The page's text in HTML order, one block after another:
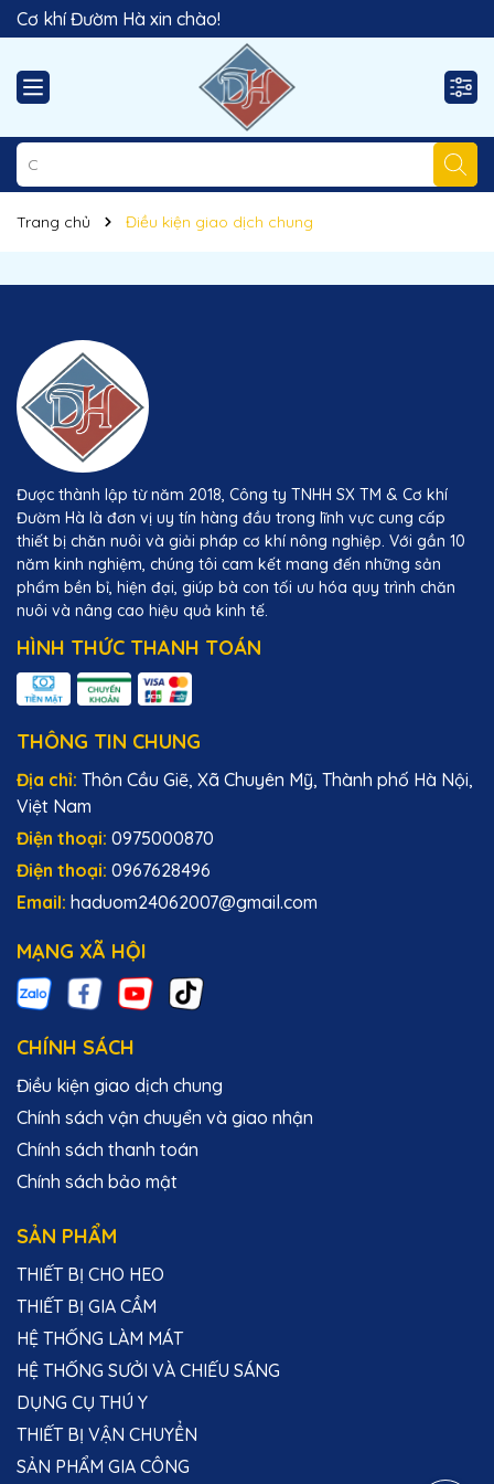
Cơ khí Đườm Hà xin chào!
Trang chủ Điều kiện giao dịch chung
Được thành lập từ năm 2018, Công ty TNHH SX TM & Cơ khí
Đườm Hà là đơn vị uy tín hàng đầu trong lĩnh vực cung cấp
thiết bị chăn nuôi và giải pháp cơ khí nông nghiệp. Với gần 10
năm kinh nghiệm, chúng tôi cam kết mang đến những sản
phẩm bền bỉ, hiện đại, giúp bà con tối ưu hóa quy trình chăn
nuôi và nâng cao hiệu quả kinh tế.
HÌNH THỨC THANH TOÁN
THÔNG TIN CHUNG
Địa chỉ: Thôn Cầu Giẽ, Xã Chuyên Mỹ, Thành phố Hà Nội,
Việt Nam
Điện thoại: 0975000870
Điện thoại: 0967628496
Email: haduom24062007@gmail.com
MẠNG XÃ HỘI
CHÍNH SÁCH
Điều kiện giao dịch chung
Chính sách vận chuyển và giao nhận
Chính sách thanh toán
Chính sách bảo mật
SẢN PHẨM
THIẾT BỊ CHO HEO
THIẾT BỊ GIA CẦM
HỆ THỐNG LÀM MÁT
HỆ THỐNG SƯỞI VÀ CHIẾU SÁNG
DỤNG CỤ THÚ Y
THIẾT BỊ VẬN CHUYỂN
SẢN PHẨM GIA CÔNG